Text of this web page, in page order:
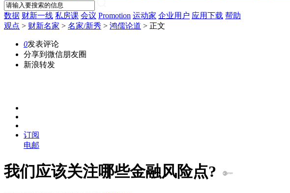
数据 财新一线 私房课 会议 Promotion 运动家 企业用户 应用下载 帮助
观点 > 财新名家 > 名家/新秀 > 鸿儒论道 > 正文
0发表评论
分享到微信朋友圈
新浪转发
订阅
电邮
我们应该关注哪些金融风险点?